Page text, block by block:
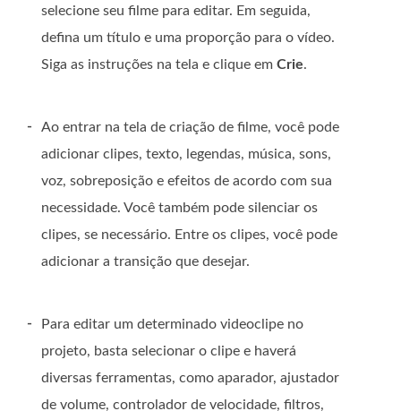
selecione seu filme para editar. Em seguida,
defina um título e uma proporção para o vídeo.
Siga as instruções na tela e clique em Crie.
-
Ao entrar na tela de criação de filme, você pode
adicionar clipes, texto, legendas, música, sons,
voz, sobreposição e efeitos de acordo com sua
necessidade. Você também pode silenciar os
clipes, se necessário. Entre os clipes, você pode
adicionar a transição que desejar.
-
Para editar um determinado videoclipe no
projeto, basta selecionar o clipe e haverá
diversas ferramentas, como aparador, ajustador
de volume, controlador de velocidade, filtros,